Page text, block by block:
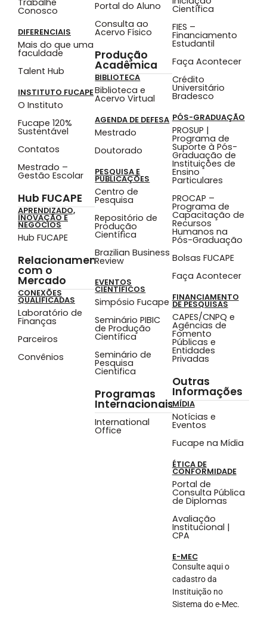
Conosco
DIFERENCIAIS
Mais do que uma
faculdade
Talent Hub
INSTITUTO FUCAPE
O Instituto
Fucape 120%
Sustentável
Contatos
Mestrado –
Gestão Escolar
Hub FUCAPE
APRENDIZADO,
INOVAÇÃO E
NEGÓCIOS
Hub FUCAPE
Relacionamento
com o
Mercado
CONEXÕES
QUALIFICADAS
Laboratório de
Finanças
Parceiros
Convênios
Portal do Aluno
Consulta ao
Acervo Físico
Produção
Acadêmica
BIBLIOTECA
Biblioteca e
Acervo Virtual
AGENDA DE DEFESA
Mestrado
Doutorado
PESQUISA E
PUBLICAÇÕES
Centro de
Pesquisa
Repositório de
Produção
Científica
Brazilian Business
Review
EVENTOS
CIENTÍFICOS
Simpósio Fucape
Seminário PIBIC
de Produção
Científica
Seminário de
Pesquisa
Cientifica
Programas
Internacionais
International
Office
Científica
FIES –
Financiamento
Estudantil
Faça Acontecer
Crédito
Universitário
Bradesco
PÓS-GRADUAÇÃO
PROSUP |
Programa de
Suporte à Pós-
Graduação de
Instituições de
Ensino
Particulares
PROCAP –
Programa de
Capacitação de
Recursos
Humanos na
Pós-Graduação
Bolsas FUCAPE
Faça Acontecer
FINANCIAMENTO
DE PESQUISAS
CAPES/CNPQ e
Agências de
Fomento
Públicas e
Entidades
Privadas
Outras
Informações
MÍDIA
Notícias e
Eventos
Fucape na Mídia
ÉTICA DE
CONFORMIDADE
Portal de
Consulta Pública
de Diplomas
Avaliação
Institucional |
CPA
E-MEC
Consulte aqui o
cadastro da
Instituição no
Sistema do e-Mec.